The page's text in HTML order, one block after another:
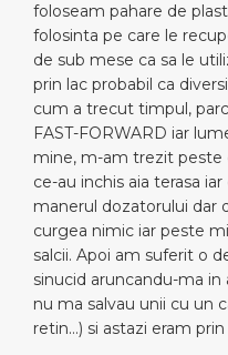
foloseam pahare de
folosinta pe care le
de sub mese ca sa le
prin lac probabil ca
cum a trecut timpul,
FAST-FORWARD iar
mine, m-am trezit peste
ce-au inchis aia terasa
manerul dozatorului dar
curgea nimic iar peste
salcii. Apoi am suferit o
sinucid aruncandu-ma
nu ma salvau unii cu un
retin…) si astazi eram